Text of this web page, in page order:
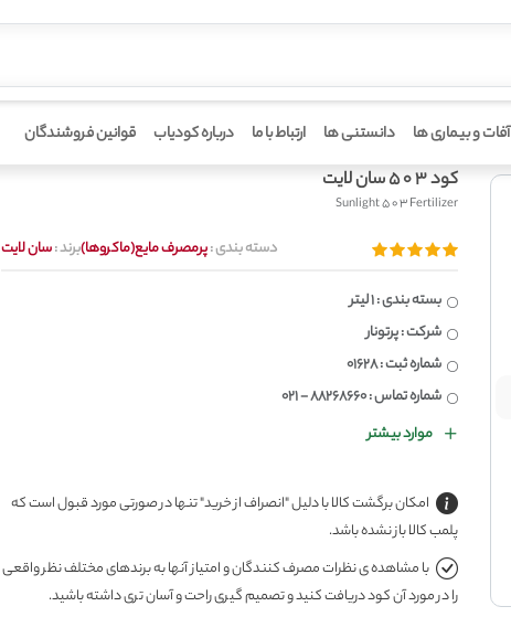
آفات و بیماری ها دانستنی ها ارتباط با ما درباره کودیاب قوانین فروشندگان
کود 3 0 5 سان لایت
Sunlight 5 0 3 Fertilizer
دسته بندی :پرمصرف مایع(ماکروها)برند :سان لایت
بسته بندی : 1 لیتر
شرکت : پرتونار
شماره ثبت : 01628
شماره تماس : 88268660 - 021
موارد بیشتر
امکان برگشت کالا با دلیل "انصراف از خرید" تنها در صورتی مورد قبول است که
پلمب کالا باز نشده باشد.
با مشاهده ی نظرات مصرف کنندگان و امتیاز آنها به برندهای مختلف نظر واقعی
را در مورد آن کود دریافت کنید و تصمیم گیری راحت و آسان تری داشته باشید.